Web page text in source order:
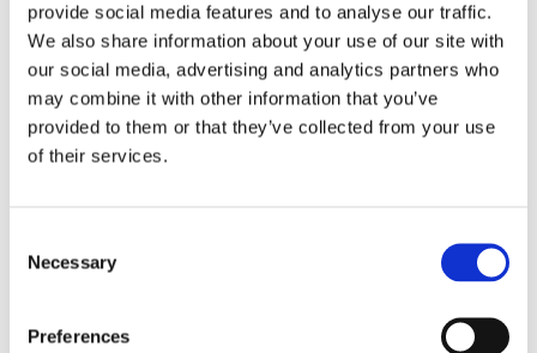
provide social media features and to analyse our traffic.
We also share information about your use of our site with
our social media, advertising and analytics partners who
may combine it with other information that you’ve
provided to them or that they’ve collected from your use
of their services.
Selection
Necessary
Preferences
Das Tabellenübersetzungssystem erkennt die Koexistenz
der Mobiltabelle und die Speicherfunktion der
Kochtabelle. Es ist nicht erforderlich, die Desktop -
Elemente aufzuräumen. Verschieben Sie den Desktop
einfach mit einem Schlüssel. Sie können die Elemente